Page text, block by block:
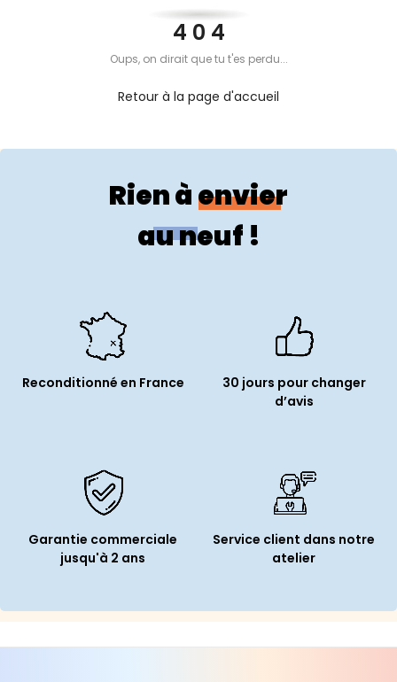
4 0 4
Oups, on dirait que tu t'es perdu...
Retour à la page d'accueil
Rien à envier
au neuf !
Reconditionné en France
30 jours pour changer
d’avis
Garantie commerciale
jusqu'à 2 ans
Service client dans notre
atelier